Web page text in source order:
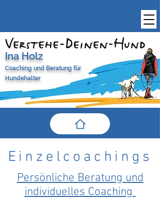
Ina Holz
Coaching und Beratung für
Hundehalter
Einzelcoachings
Persönliche Beratung und
individuelles Coaching